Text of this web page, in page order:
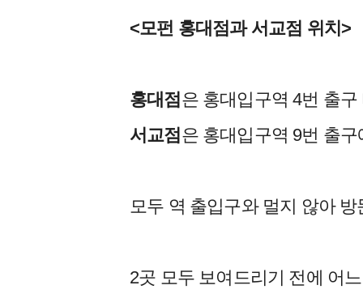
<모펀 홍대점과 서교점 위치>
홍대점은 홍대입구역 4번 출
서교점은 홍대입구역 9번 출
모두 역 출입구와 멀지 않아
2곳 모두 보여드리기 전에 어